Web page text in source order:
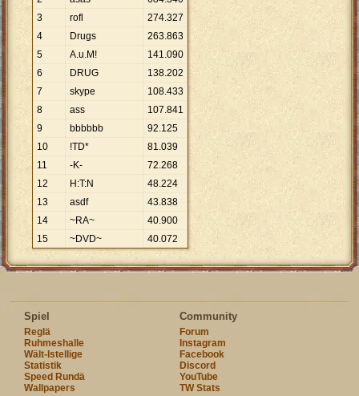
3
rofl 274.327
4
Drugs 263.863
5
A.u.M! 141.090
6
DRUG 138.202
7
skype 108.433
8
ass 107.841
9
bbbbbb 92.125
10
!TD* 81.039
11
-K- 72.268
12
H:T:N 48.224
13
asdf 43.838
14
~RA~ 40.900
15
~DVD~ 40.072
Spiel
Reglä
Ruhmeshalle
Wält-Istellige
Statistik
Speed Rundä
Wallpapers
Community
Forum
Instagram
Facebook
Discord
YouTube
TW Stats